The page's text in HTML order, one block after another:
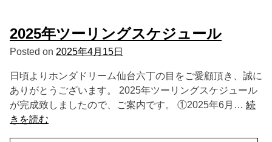
2025年ツーリングスケジュール
Posted on 2025年4月15日
日頃よりホンダドリーム仙台六丁の目をご愛顧頂き、誠に
ありがとうございます。 2025年ツーリングスケジュール
が完成致しましたので、ご案内です。 ①2025年6月… 続
きを読む